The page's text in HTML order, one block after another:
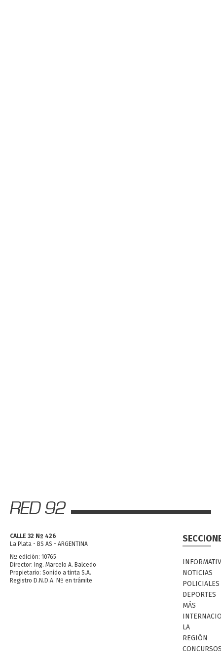
CALLE 32 Nº 426
La Plata - BS AS - ARGENTINA
Nº edición: 10765
Director: Ing. Marcelo A. Balcedo
Propietario: Sonido a tinta S.A.
Registro D.N.D.A. Nº en trámite
NOTICIAS
POLICIALES
DEPORTES
MÁS
LA
REGIÓN